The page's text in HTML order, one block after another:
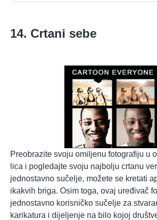
14. Crtani sebe
Preobrazite svoju omiljenu fotografiju u
lica i pogledajte svoju najbolju crtanu
jednostavno sučelje, možete se kretati
ikakvih briga. Osim toga, ovaj uređivač
jednostavno korisničko sučelje za
karikatura i dijeljenje na bilo kojoj